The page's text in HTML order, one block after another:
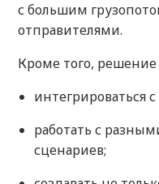
с большим
отправителями.
Кроме того, решение
интегрироваться
работать с
сценариев;